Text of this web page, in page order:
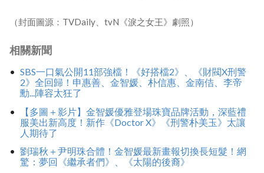
（封面圖源：TVDaily、tvN《淚之女王》劇照）
相關新聞
SBS一口氣公開11部強檔！《好搭檔2》、《財閥X刑警
2》全回歸！申惠善、金智媛、朴信惠、金南佶、李帝
勳...陣容太狂了
【多圖＋影片】金智媛優雅登場珠寶品牌活動，深藍禮
服美出新高度！新作《Doctor X》《刑警朴美玉》太讓
人期待了
劉瑞秋＋尹明珠合體！金智媛最新畫報切換長短髮！網
驚：夢回《繼承者們》、《太陽的後裔》